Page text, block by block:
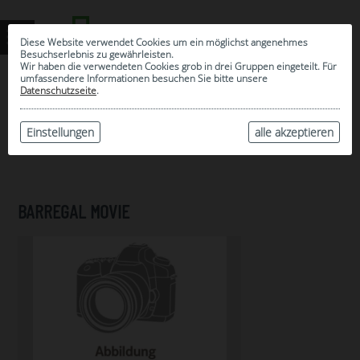
Diese Website verwendet Cookies um ein möglichst angenehmes
Besuchserlebnis zu gewährleisten.
Wir haben die verwendeten Cookies grob in drei Gruppen eingeteilt. Für
umfassendere Informationen besuchen Sie bitte unsere
Datenschutzseite.
alle akzeptieren
Einstellungen
ARCHIV
BARREGAL MOVIE